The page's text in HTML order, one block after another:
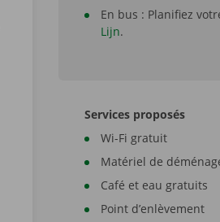
En bus : Planifiez
Lijn.
Services proposés
Wi-Fi gratuit
Matériel de
Café et eau gratuits
Point d’enlèvement